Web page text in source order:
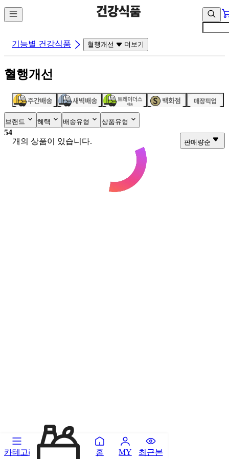
컨
텐
기
앱
바
기능별 건강식품 혈행개선 더보기
혈행개선
브랜드 혜택 배송유형 상품유형
54
개의 상품이 있습니다.
판매량순
카테고리 홈 MY 최근본